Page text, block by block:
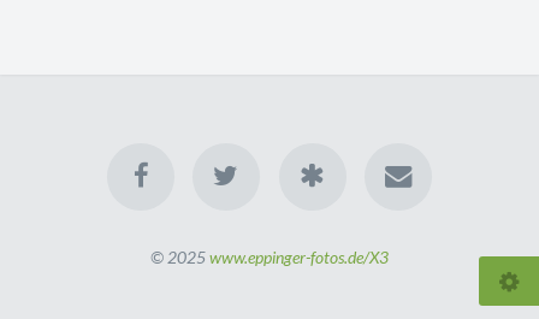
© 2025www.eppinger-fotos.de/X3